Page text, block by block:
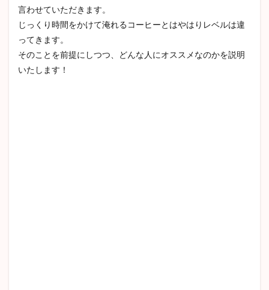
言わせていただきます。
じっくり時間をかけて淹れるコーヒーとはやはりレベルは違
ってきます。
そのことを前提にしつつ、どんな人にオススメなのかを説明
いたします！